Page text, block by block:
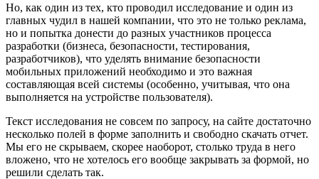
Но, как один из тех, кто проводил исследование и один из
главных чудил в нашей компании, что это не только реклама,
но и попытка донести до разных участников процесса
разработки (бизнеса, безопасности, тестирования,
разработчиков), что уделять внимание безопасности
мобильных приложений необходимо и это важная
составляющая всей системы (особенно, учитывая, что она
выполняется на устройстве пользователя).
Текст исследования не совсем по запросу, на сайте достаточно
несколько полей в форме заполнить и свободно скачать отчет.
Мы его не скрываем, скорее наоборот, столько труда в него
вложено, что не хотелось его вообще закрывать за формой, но
решили сделать так.